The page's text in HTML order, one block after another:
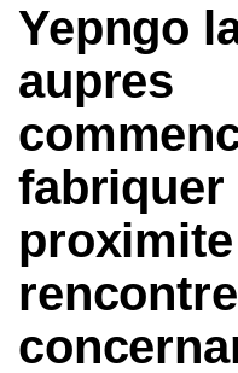
Yepngo
aupres
fabriquer